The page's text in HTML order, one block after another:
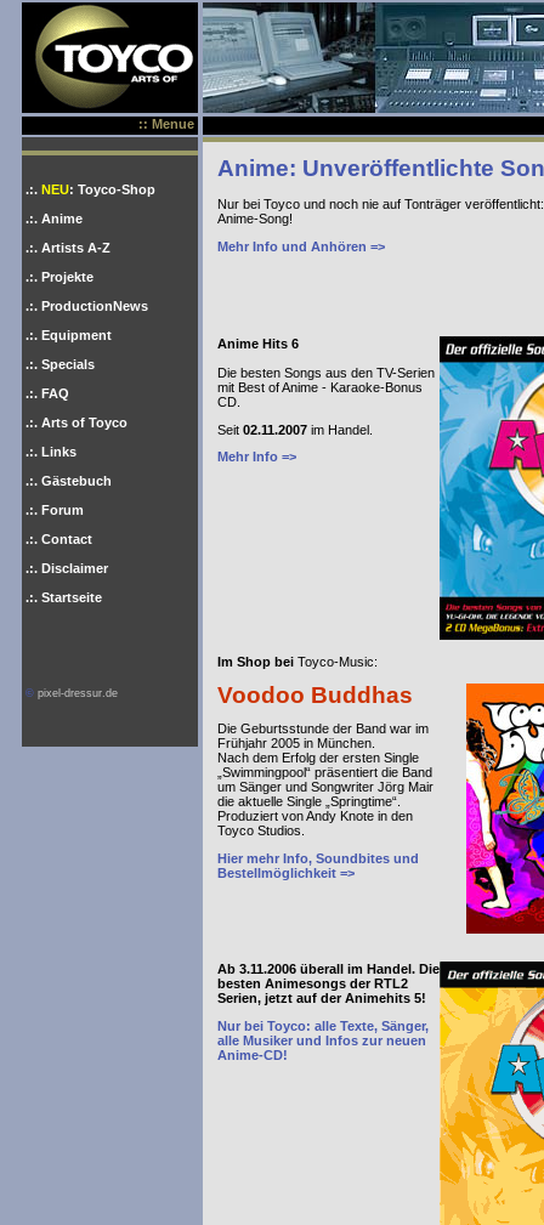
:: Menue
.:. NEU: Toyco-Shop
.:. Anime
.:. Artists A-Z
.:. Projekte
.:. ProductionNews
.:. Equipment
.:. Specials
.:. FAQ
.:. Arts of Toyco
.:. Links
.:. Gästebuch
.:. Forum
.:. Contact
.:. Disclaimer
.:. Startseite
© pixel-dressur.de
Anime: Unveröffentlichte
Nur bei Toyco und noch nie auf Tonträger
Anime-Song!
Mehr Info und Anhören =>
Anime Hits 6
Die besten Songs aus den TV-Serien
mit Best of Anime - Karaoke-Bonus
CD.
Seit 02.11.2007im Handel.
Mehr Info =>
Im Shop bei Toyco-Music:
Voodoo Buddhas
Die Geburtsstunde der Band war im
Frühjahr 2005 in München.
Nach dem Erfolg der ersten Single
„Swimmingpool“ präsentiert die Band
um Sänger und Songwriter Jörg Mair
die aktuelle Single „Springtime“.
Produziert von Andy Knote in den
Toyco Studios.
Hier mehr Info, Soundbites und
Bestellmöglichkeit =>
Ab 3.11.2006 überall im Handel. Die
besten Animesongs der RTL2
Serien, jetzt auf der Animehits 5!
Nur bei Toyco: alle Texte, Sänger,
alle Musiker und Infos zur neuen
Anime-CD!